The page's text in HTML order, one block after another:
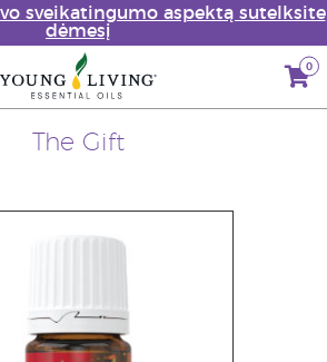
sveikatingumo aspektą sutelksite
dėmesį
0
The Gift